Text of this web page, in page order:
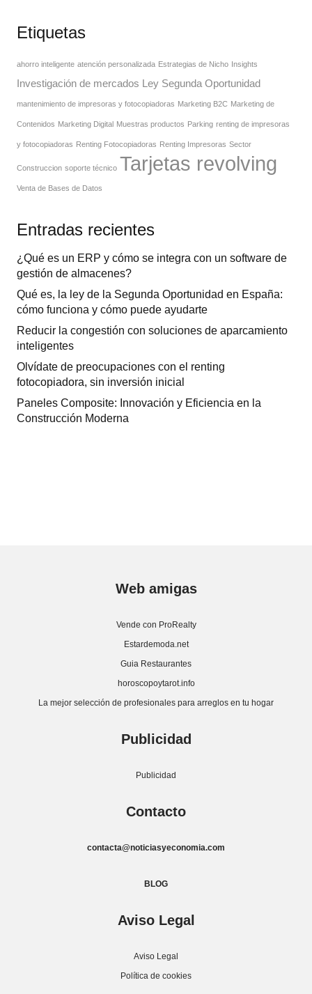
Etiquetas
ahorro inteligente atención personalizada Estrategias de Nicho Insights
Investigación de mercados Ley Segunda Oportunidad
mantenimiento de impresoras y fotocopiadoras Marketing B2C Marketing de
Contenidos Marketing Digital Muestras productos Parking renting de impresoras
y fotocopiadoras Renting Fotocopiadoras Renting Impresoras Sector
Construccion soporte técnico Tarjetas revolving
Venta de Bases de Datos
Entradas recientes
¿Qué es un ERP y cómo se integra con un software de
gestión de almacenes?
Qué es, la ley de la Segunda Oportunidad en España:
cómo funciona y cómo puede ayudarte
Reducir la congestión con soluciones de aparcamiento
inteligentes
Olvídate de preocupaciones con el renting
fotocopiadora, sin inversión inicial
Paneles Composite: Innovación y Eficiencia en la
Construcción Moderna
Web amigas
Vende con ProRealty
Estardemoda.net
Guia Restaurantes
horoscopoytarot.info
La mejor selección de profesionales para arreglos en tu hogar
Publicidad
Publicidad
Contacto
contacta@noticiasyeconomia.com
BLOG
Aviso Legal
Aviso Legal
Política de cookies